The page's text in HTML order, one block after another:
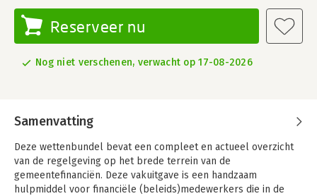
Reserveer nu
Nog niet verschenen, verwacht op 17-08-2026
Samenvatting
Deze wettenbundel bevat een compleet en actueel overzicht
van de regelgeving op het brede terrein van de
gemeentefinanciën. Deze vakuitgave is een handzaam
hulpmiddel voor financiële (beleids)medewerkers die in de